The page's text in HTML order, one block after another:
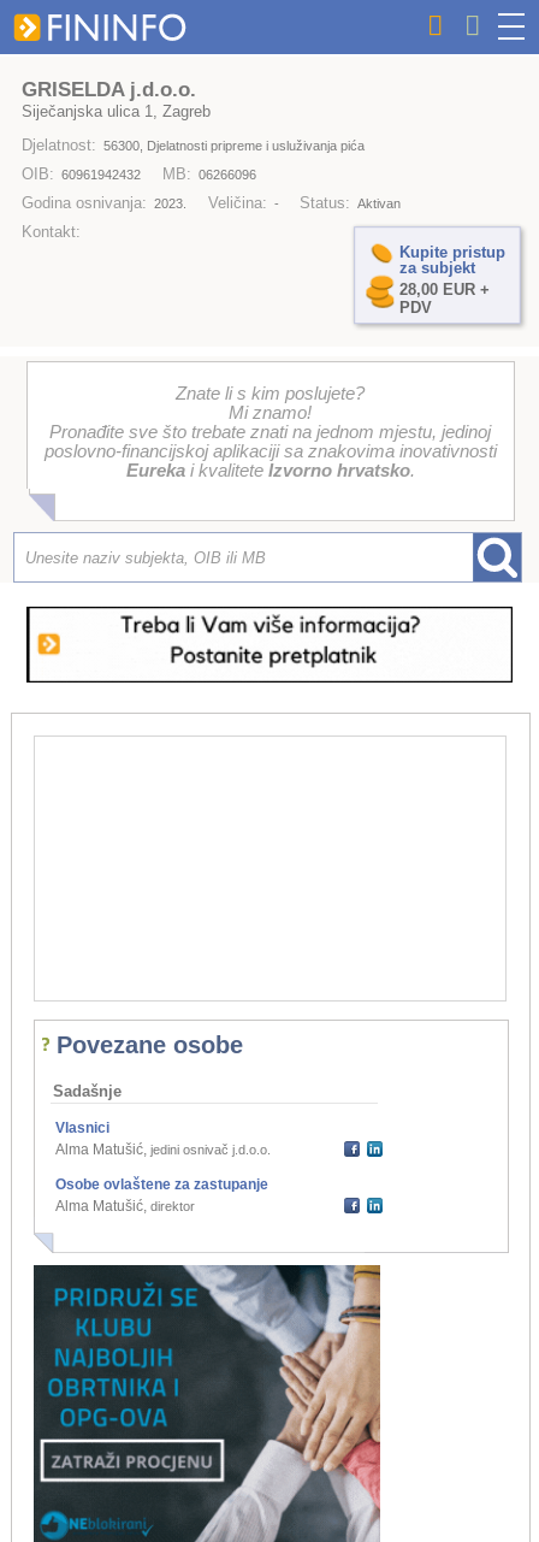
GRISELDA j.d.o.o.
Siječanjska ulica 1, Zagreb
Djelatnost: 56300, Djelatnosti pripreme i usluživanja pića
OIB: 60961942432 MB: 06266096
Godina osnivanja: 2023. Veličina: - Status: Aktivan
Kontakt:
Kupite pristup
za subjekt
28,00 EUR +
PDV
Znate li s kim poslujete?
Mi znamo!
Pronađite sve što trebate znati na jednom mjestu, jedinoj
poslovno-financijskoj aplikaciji sa znakovima inovativnosti
Eurekai kvalitete Izvorno hrvatsko.
Povezane osobe
Sadašnje
Vlasnici
Alma Matušić, jedini osnivač j.d.o.o.
Osobe ovlaštene za zastupanje
Alma Matušić, direktor